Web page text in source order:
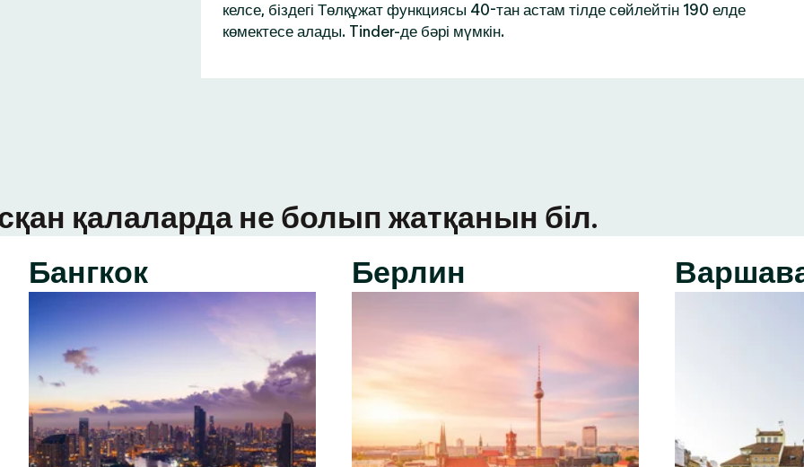
келсе, біздегі Төлқұжат функциясы 40-тан астам тілде сөйлейтін 190 елде
көмектесе алады. Tinder-де бәрі мүмкін.
қалаларда не болып жатқанын біл.
Бангкок
Берлин